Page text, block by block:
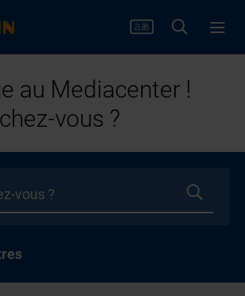
au Mediacenter !
vous ?